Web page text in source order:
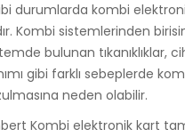
durumlarda kombi
Kombi sistemlerinden
bulunan tıkanıklıklar,
gibi farklı sebeplerde
neden olabilir.
Kombi elektronik kart